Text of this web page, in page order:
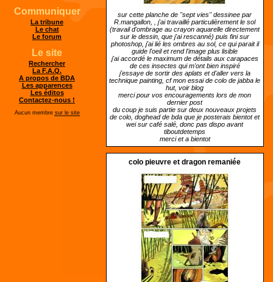
sur cette planche de "sept vies" dessinee par
R.mangallon, , j'ai travaillé particulièrement le sol
(travail d'ombrage au crayon aquarelle directement
sur le dessin, que j'ai rescanné) puis fini sur
photoshop, j'ai lié les ombres au sol, ce qui parait il
guide l'oeil et rend l'image plus lisible
j'ai accordé le maximum de détails aux carapaces
de ces insectes qui m'ont bien inspiré
j'essaye de sortir des aplats et d'aller vers la
technique painting, cf mon essai de colo de jabba le
hut, voir blog
merci pour vos encouragements lors de mon
dernier post
du coup je suis partie sur deux nouveaux projets
de colo, doghead de bda que je posterais bientot et
wei sur café salé, donc pas dispo avant
tiboutdetemps
merci et a bientot
colo pieuvre et dragon remaniée
Communiquer
La tribune
Le chat
Le forum
Le site
Rechercher
La F.A.Q.
A propos de BDA
Les apparences
Les éditos
Contactez-nous !
Aucun membre sur le site